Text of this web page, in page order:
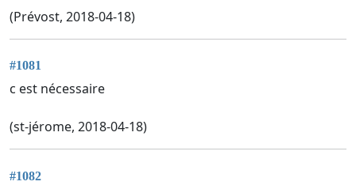
(Prévost, 2018-04-18)
#1081
c est nécessaire
(st-jérome, 2018-04-18)
#1082